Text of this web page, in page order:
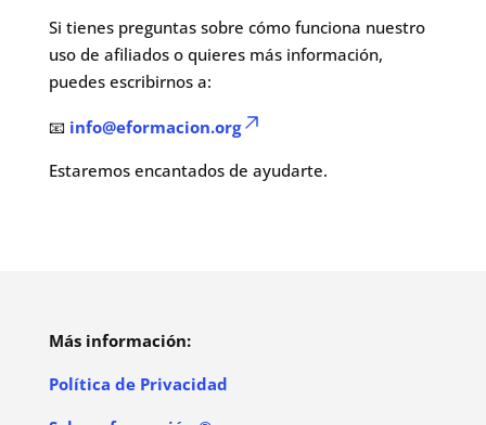
Si tienes preguntas sobre cómo funciona nuestro
uso de afiliados o quieres más información,
puedes escribirnos a:
📧 info@eformacion.org
Estaremos encantados de ayudarte.
Más información:
Política de Privacidad